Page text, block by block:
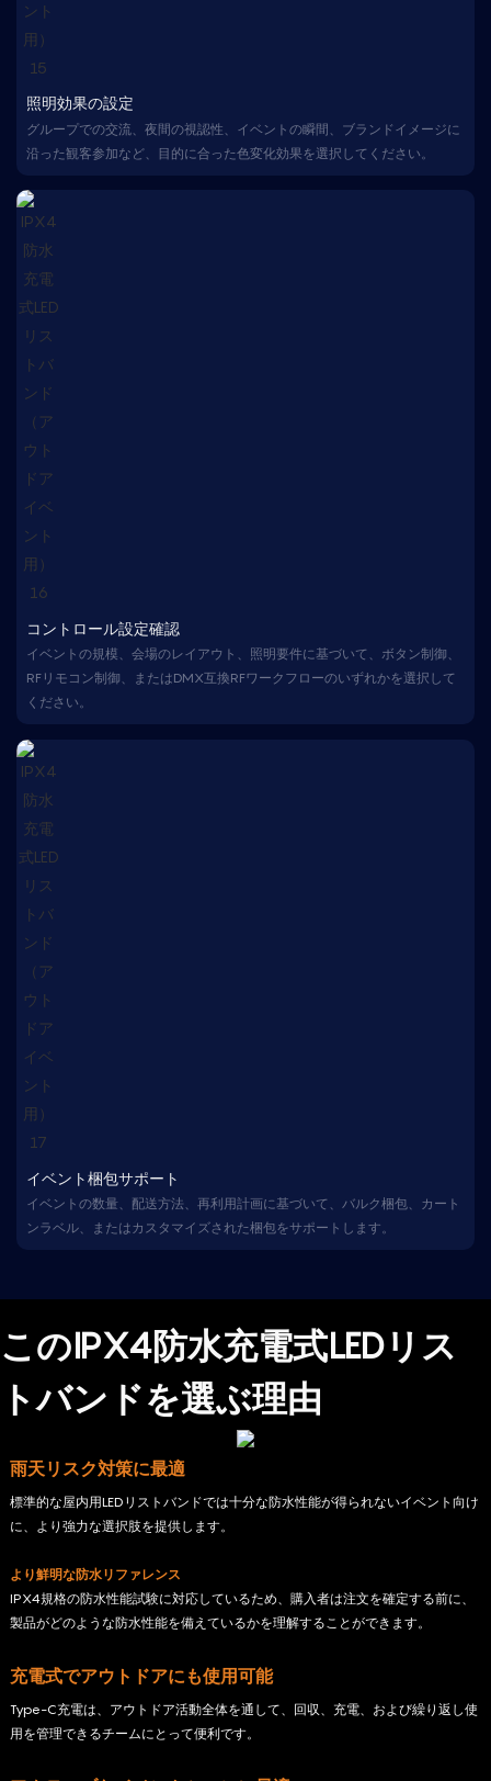
照明効果の設定
グループでの交流、夜間の視認性、イベントの瞬間、ブランドイメージに
沿った観客参加など、目的に合った色変化効果を選択してください。
コントロール設定確認
イベントの規模、会場のレイアウト、照明要件に基づいて、ボタン制御、
RFリモコン制御、またはDMX互換RFワークフローのいずれかを選択して
ください。
イベント梱包サポート
イベントの数量、配送方法、再利用計画に基づいて、バルク梱包、カート
ンラベル、またはカスタマイズされた梱包をサポートします。
このIPX4防水充電式LEDリス
トバンドを選ぶ理由
雨天リスク対策に最適
標準的な屋内用LEDリストバンドでは十分な防水性能が得られないイベント向け
に、より強力な選択肢を提供します。
より鮮明な防水リファレンス
IPX4規格の防水性能試験に対応しているため、購入者は注文を確定する前に、
製品がどのような防水性能を備えているかを理解することができます。
充電式でアウトドアにも使用可能
Type-C充電は、アウトドア活動全体を通して、回収、充電、および繰り返し使
用を管理できるチームにとって便利です。